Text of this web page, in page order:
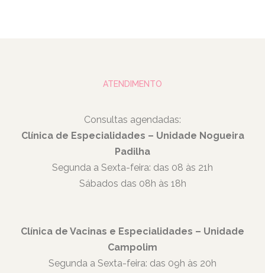
ATENDIMENTO
Consultas agendadas:
Clínica de Especialidades – Unidade Nogueira
Padilha
Segunda a Sexta-feira: das 08 às 21h
Sábados das 08h às 18h
Clínica de Vacinas e Especialidades – Unidade
Campolim
Segunda a Sexta-feira: das 09h às 20h